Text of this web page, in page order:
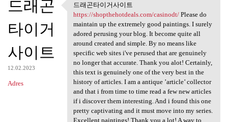
드래곤
타이거
사이트
12.02.2023
Adres
드래곤타이거사이트 https:/
드래곤타이거사이트
https://shopthehotdeals.com/casinodt/Please do
maintain up the extremely good paintings. I surely
adored perusing your blog. It become quite all
around created and simple. By no means like
specific web sites i've perused that are genuinely
no longer that accurate. Thank you alot! Certainly,
this text is genuinely one of the very best in the
history of articles. I am a antique ’article’ collector
and that i from time to time read a few new articles
if i discover them interesting. And i found this one
pretty captivating and it must move into my series.
Excellent paintings! Thank you a lot! A way to